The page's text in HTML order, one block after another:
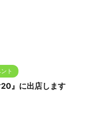
ト
20』に出店します